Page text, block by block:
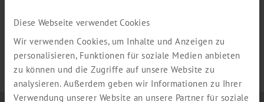
Diese Webseite verwendet Cookies
Wir verwenden Cookies, um Inhalte und Anzeigen zu
personalisieren, Funktionen für soziale Medien anbieten
zu können und die Zugriffe auf unsere Website zu
analysieren. Außerdem geben wir Informationen zu Ihrer
Verwendung unserer Website an unsere Partner für soziale